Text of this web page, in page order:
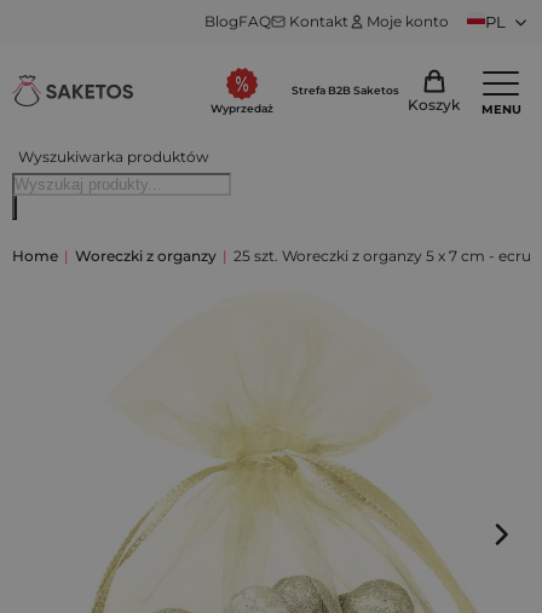
BlogFAQ Kontakt Moje konto PL
Wyszukiwarka produktów
Wyprzedaż
Strefa B2B Saketos
Koszyk MENU
Home | Woreczki z organzy | 25 szt. Woreczki z organzy 5 x 7 cm - ecru